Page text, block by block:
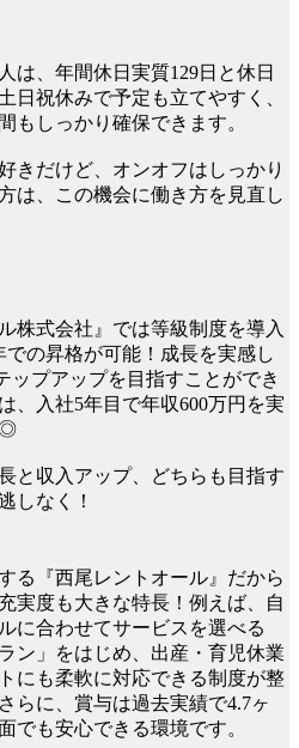
は、年間休日実質129日と休日
日祝休みで予定も立てやすく、
もしっかり確保できます。
きだけど、オンオフはしっかり
は、この機会に働き方を見直し
株式会社』では等級制度を導入
での昇格が可能！成長を実感し
ップアップを目指すことができ
、入社5年目で年収600万円を実
◎
と収入アップ、どちらも目指す
しなく！
る『西尾レントオール』だから
実度も大きな特長！例えば、自
に合わせてサービスを選べる
ン」をはじめ、出産・育児休業
にも柔軟に対応できる制度が整
らに、賞与は過去実績で4.7ヶ
でも安心できる環境です。